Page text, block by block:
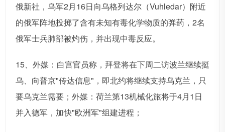
俄新社，乌军2月16日向乌格列达尔（Vuhledar）附近
的俄军阵地投掷了含有未知有毒化学物质的弹药，2名
俄军士兵肺部被灼伤，并出现中毒反应。
15、外媒：白宫官员称，拜登将在下周二访波兰继续挺
乌、向普京"传达信息"，即北约将继续支持乌克兰，只
要乌克兰需要；外媒：荷兰第13机械化旅将于4月1日
并入德军，加快"欧洲军"组建进程；